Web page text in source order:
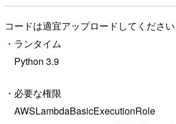
コードは適宜アップロードしてください
・ランタイム
Python 3.9
・必要な権限
AWSLambdaBasicExecutionRole